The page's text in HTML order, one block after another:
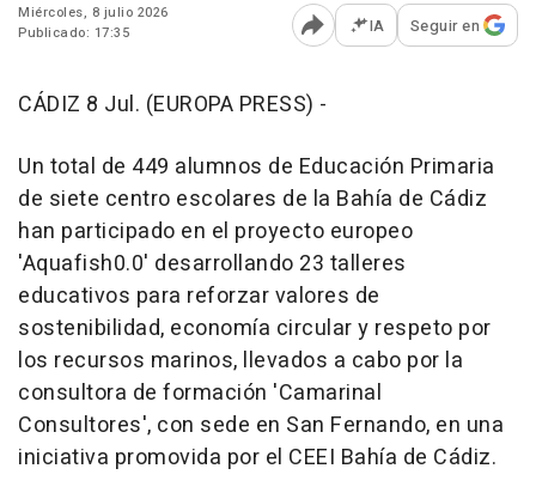
Miércoles, 8 julio 2026
Publicado: 17:35
Abrir opciones para
IA Seguir en
CÁDIZ 8 Jul. (EUROPA PRESS) -
Un total de 449 alumnos de Educación Primaria
de siete centro escolares de la Bahía de Cádiz
han participado en el proyecto europeo
'Aquafish0.0' desarrollando 23 talleres
educativos para reforzar valores de
sostenibilidad, economía circular y respeto por
los recursos marinos, llevados a cabo por la
consultora de formación 'Camarinal
Consultores', con sede en San Fernando, en una
iniciativa promovida por el CEEI Bahía de Cádiz.